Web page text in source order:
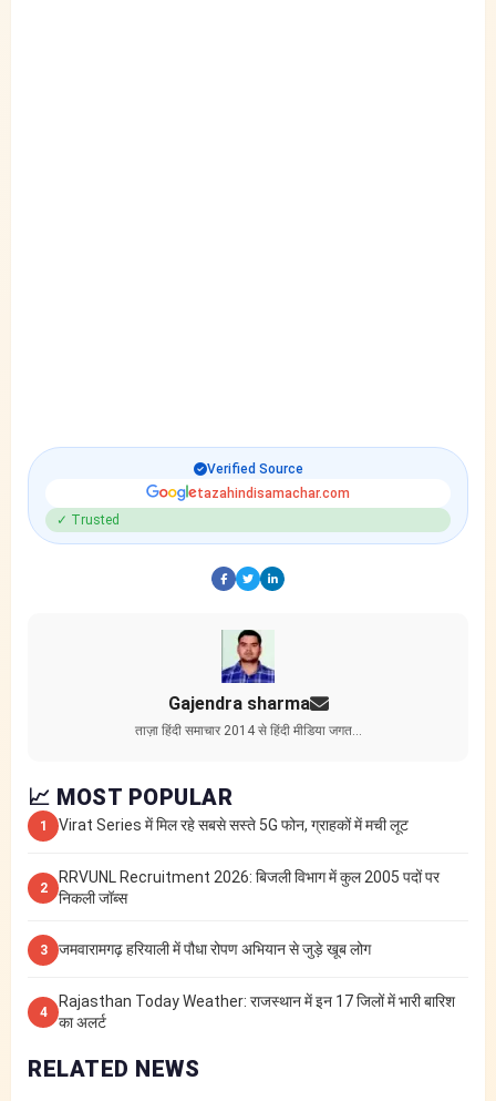
Verified Source
tazahindisamachar.com
✓ Trusted
Gajendra sharma
ताज़ा हिंदी समाचार 2014 से हिंदी मीडिया जगत…
📈 MOST POPULAR
1 Virat Series में मिल रहे सबसे सस्ते 5G फोन, ग्राहकों में मची लूट
2
RRVUNL Recruitment 2026: बिजली विभाग में कुल 2005 पदों पर
निकली जॉब्स
3 जमवारामगढ़ हरियाली में पौधा रोपण अभियान से जुड़े खूब लोग
4
Rajasthan Today Weather: राजस्थान में इन 17 जिलों में भारी बारिश
का अलर्ट
RELATED NEWS